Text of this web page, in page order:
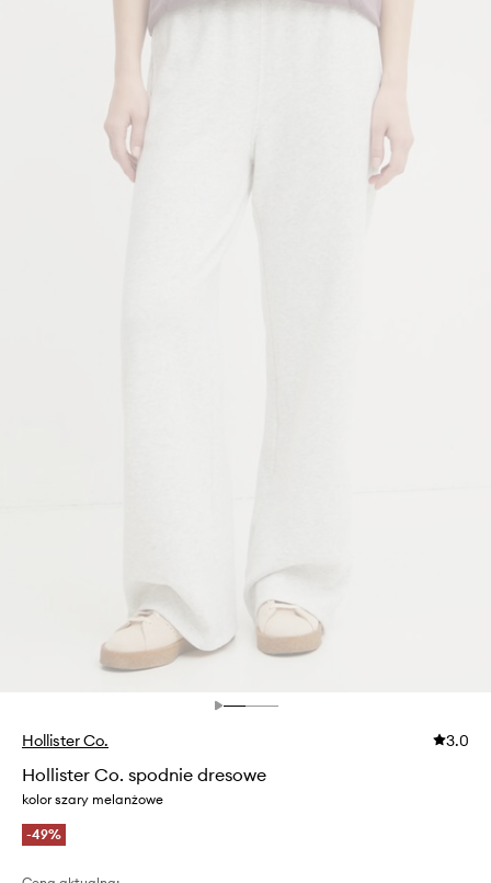
Hollister Co. 3.0
Hollister Co. spodnie dresowe
kolor szary melanżowe
-49%